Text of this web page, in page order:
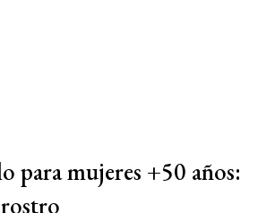
para mujeres +50 años: